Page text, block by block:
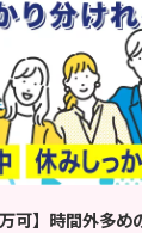
可】時間外多